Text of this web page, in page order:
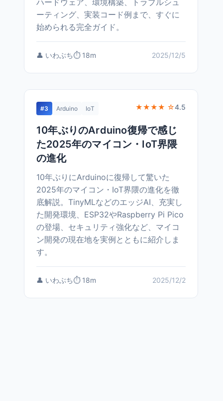
ハードウェア、環境構築、トラブルシュ
ーティング、実装コード例まで、すぐに
始められる完全ガイド。
👤 いわぶち⏱️ 18m 2025/12/5
#3 Arduino IoT ★★★★ ☆4.5
10年ぶりのArduino復帰で感じ
た2025年のマイコン・IoT界隈
の進化
10年ぶりにArduinoに復帰して驚いた
2025年のマイコン・IoT界隈の進化を徹
底解説。TinyMLなどのエッジAI、充実し
た開発環境、ESP32やRaspberry Pi Pico
の登場、セキュリティ強化など、マイコ
ン開発の現在地を実例とともに紹介しま
す。
👤 いわぶち⏱️ 18m 2025/12/2